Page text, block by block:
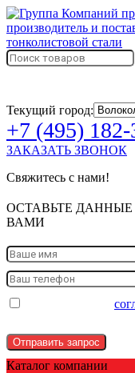
Текущий город:
+7 (495) 182-
ЗАКАЗАТЬ ЗВОНОК
Свяжитесь с нами!
ОСТАВЬТЕ
ВАМИ
Каталог компании